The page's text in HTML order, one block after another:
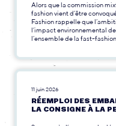
Alors que la commission
fashion vient d’être
Fashion rappelle que
l’impact environnemental
l’ensemble de la fast-
11 juin 2026
RÉEMPLOI DES
LA CONSIGNE À LA